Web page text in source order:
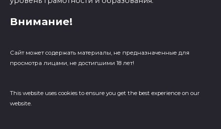
Внимание!
Сайт может содержать материалы, не предназначенные для
просмотра лицами, не достигшими 18 лет!
This website uses cookies to ensure you get the best experience on our
website.